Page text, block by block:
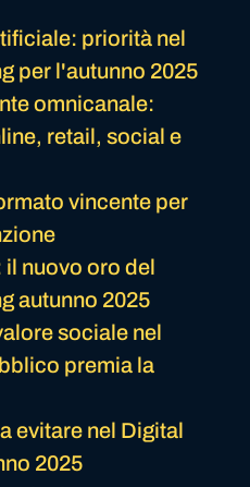
priorità nel
per l'autunno 2025
omnicanale:
retail, social e
vincente per
il nuovo oro del
autunno 2025
sociale nel
premia la
evitare nel Digital
2025